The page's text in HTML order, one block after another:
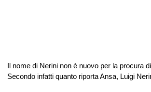
Il nome di Nerini non è nuovo per la procura
Secondo infatti quanto riporta Ansa, Luigi